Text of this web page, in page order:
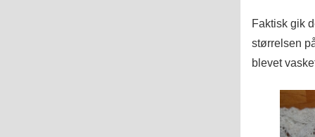
Faktisk gik
størrelsen
blevet